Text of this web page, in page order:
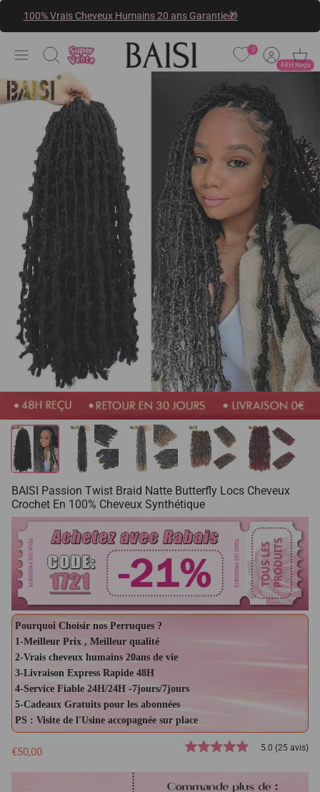
100% Vrais Cheveux Humains 20 ans Garantie🎁
Recherche 48H Reçu
0
BAISI Passion Twist Braid Natte Butterfly Locs Cheveux
Crochet En 100% Cheveux Synthétique
Pourquoi Choisir nos Perruques ?
1-Meilleur Prix , Meilleur qualité
2-Vrais cheveux humains 20ans de vie
3-Livraison Express Rapide 48H
4-Service Fiable 24H/24H -7jours/7jours
5-Cadeaux Gratuits pour les abonnées
PS : Visite de l'Usine accopagnée sur place
€50,00 5.0 (25 avis)